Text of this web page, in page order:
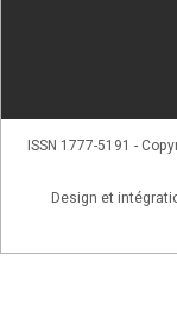
ISSN 1777-5191 -
Design et